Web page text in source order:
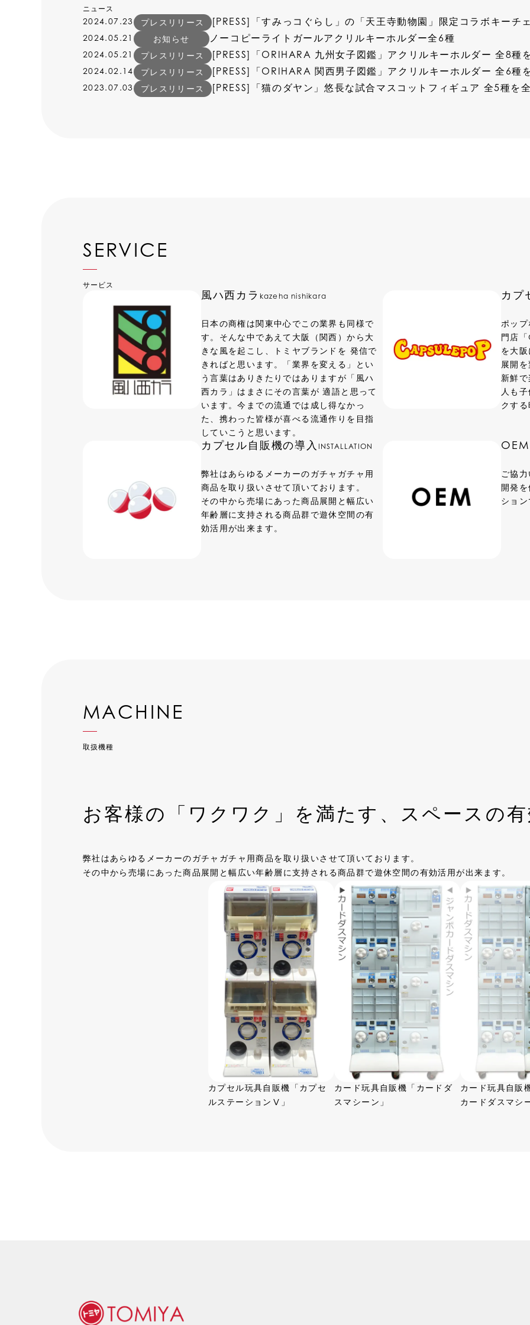
ニュース
2024.07.23
プレスリリース
2024.05.21
お知らせ ノーコピーライトガールアクリルキーホルダー全6種
2024.05.21 プレスリリース [PRESS]「ORIHARA 九州女子図鑑」アクリルキーホルダー 全8種
2024.02.14 プレスリリース [PRESS]「ORIHARA 関西男子図鑑」アクリルキーホルダー 全6種
2023.07.03 プレスリリース [PRESS]「猫のダヤン」悠長な試合マスコットフィギュア 全5種を
SERVICE
サービス
風ハ西カラ kazeha nishikara
日本の商権は関東中心でこの業界も同様で
す。そんな中であえて大阪（関西）から大
きな風を起こし、トミヤブランドを 発信で
きればと思います。「業界を変える」とい
う言葉はありきたりではありますが「風ハ
西カラ」はまさにその言葉が 適語と思って
います。今までの流通では成し得なかっ
た、携わった皆様が喜べる流通作りを目指
していこうと思います。
カプ
ポッ
門店
を大
展開
新鮮
人も
クす
カプセル自販機の導入 INSTALLATION
弊社はあらゆるメーカーのガチャガチャ用
商品を取り扱いさせて頂いております。
その中から売場にあった商品展開と幅広い
年齢層に支持される商品群で遊休空間の有
効活用が出来ます。
ご協
開発
ショ
MACHINE
取扱機種
お客様の「ワクワク」を満たす、 スペースの
弊社はあらゆるメーカーのガチャガチャ用商品を取り扱いさせて頂いております。
その中から売場にあった商品展開と幅広い年齢層に支持される商品群で遊休空間の有効活用が出来ます。
カプセル玩具自販機「カプセ
ルステーションⅤ」
カード玩具自販機「カードダ
スマシーン」
カード玩具自販
カードダスマシ